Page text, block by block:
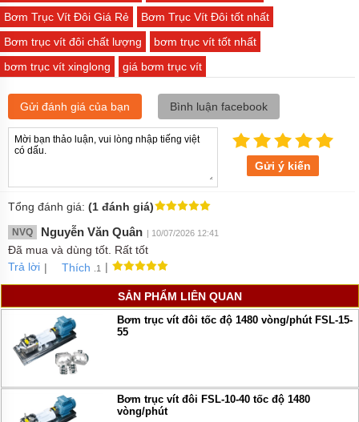
Bơm Trục Vít Đôi Giá Rẻ
Bơm Trục Vít Đôi tốt nhất
Bơm trục vít đôi chất lượng
bơm trục vít tốt nhất
bơm trục vít xinglong
giá bơm trục vít
Gửi đánh giá của bạn Bình luận facebook
Gửi ý kiến
Tổng đánh giá: (1 đánh giá)
NVQ Nguyễn Văn Quân | 10/07/2026 12:41
Đã mua và dùng tốt. Rất tốt
Trả lời | Thích .1 |
SẢN PHẨM LIÊN QUAN
Bơm trục vít đôi tốc độ 1480 vòng/phút FSL-15-
55
Bơm trục vít đôi FSL-10-40 tốc độ 1480
vòng/phút